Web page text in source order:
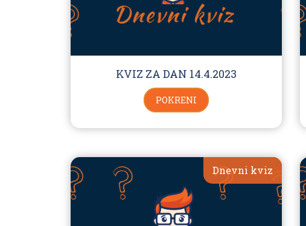
KVIZ ZA DAN 14.4.2023
POKRENI
Dnevni kviz